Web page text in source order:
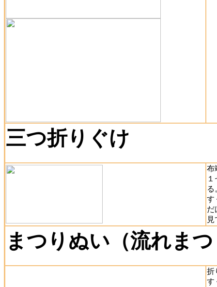
三つ折りぐけ
布
る
す
だ
まつりぬい（流れま
折
す